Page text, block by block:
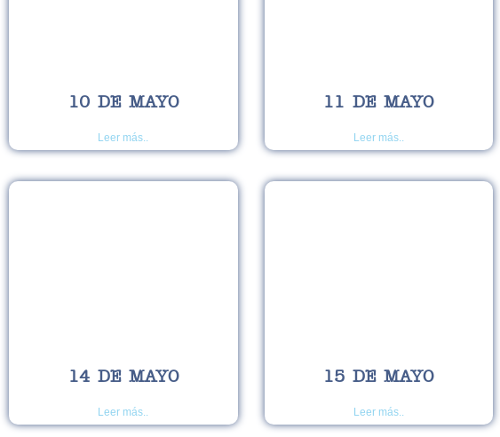
10 DE MAYO
Leer más..
11 DE MAYO
Leer más..
14 DE MAYO
Leer más..
15 DE MAYO
Leer más..